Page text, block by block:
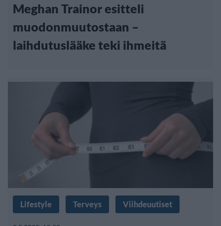
Meghan Trainor esitteli
muodonmuutostaan –
laihdutuslääke teki ihmeitä
Lifestyle Terveys Viihdeuutiset